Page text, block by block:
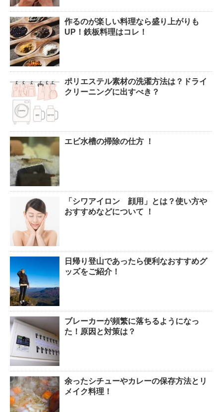
作るのが楽しい料理なら盛り上がりも
UP！鉄板料理はコレ！
ポリエステル素材の洗濯方法は？ドライ
クリーニングに出すべき？
エビ水槽の掃除の仕方 ！
「シワアイロン 顔用」とは？使い方や
おすすめなどについて ！
日帰り登山であったら便利なおすすめグ
ッズをご紹介！
ブレーカーが頻繁に落ちるようになっ
た！原因と対策は？
余ったシチューやカレーの保存方法とリ
メイク料理！